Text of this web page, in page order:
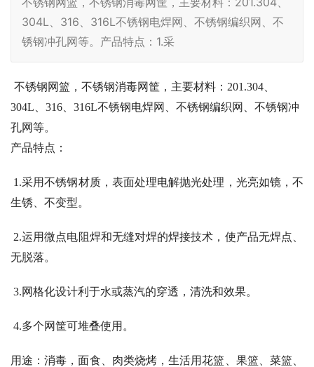
304L、316、316L不锈钢电焊网、不锈钢编织网、不
锈钢冲孔网等。产品特点：1.采
不锈钢网篮，不锈钢消毒网筐，主要材料： 201.304
304L
316 316L不锈钢电焊网、不锈钢编织网、不锈钢冲
孔网等。
产品特点：
1.采用不锈钢材质，表面处理电解抛光处理，光亮如镜，不
生锈、不变型。
2.运用微点电阻焊和无缝对焊的焊接技术，使产品无焊点、
无脱落。
3.网格化设计利于水或蒸汽的穿透，清洗和效果。
4.多个网筐可堆叠使用。
用途：消毒，面食、肉类烧烤，生活用花篮、果篮、菜篮、